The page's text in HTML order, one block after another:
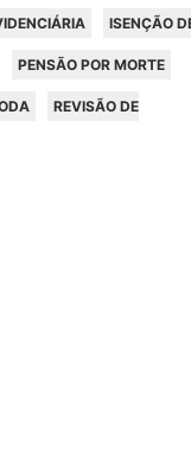
ISENÇÃO
PENSÃO POR MORTE
REVISÃO DE